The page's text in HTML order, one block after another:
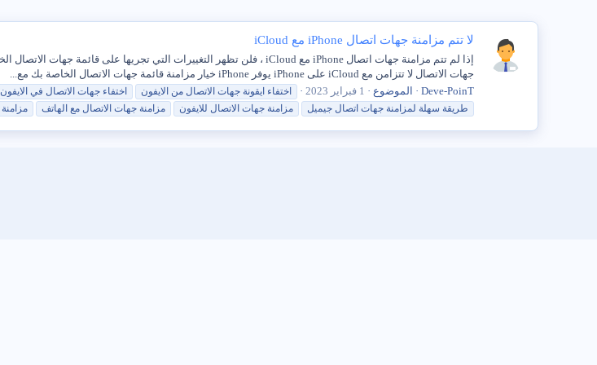
لا تتم مزامنة جهات اتصال iPhone مع iCloud
جهات الاتصال لا تتزامن مع iCloud على iPhone يوفر iPhone خيار مزامنة قائمة جهات الاتصال الخاصة بك مع...
Deve-PoinT
الموضوع 1 فبراير 2023 اختفاء ايقونة جهات الاتصال من الايفون اختفاء جهات الاتصال في الايفون
طريقة سهلة لمزامنة جهات اتصال جيميل مزامنة جهات الاتصال للايفون مزامنة جهات الاتصال مع الهاتف مزامنة